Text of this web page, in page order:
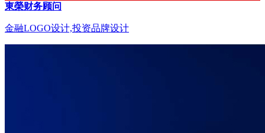
東榮财务顾问
金融LOGO设计,投资品牌设计